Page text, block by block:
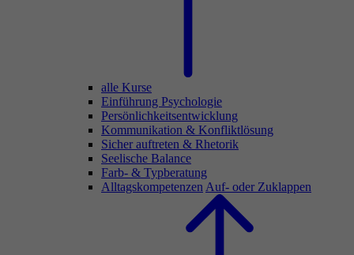
alle Kurse
Einführung Psychologie
Persönlichkeitsentwicklung
Kommunikation & Konfliktlösung
Sicher auftreten & Rhetorik
Seelische Balance
Farb- & Typberatung
Alltagskompetenzen Auf- oder Zuklappen